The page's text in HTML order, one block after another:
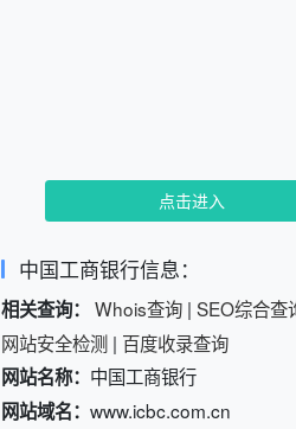
点击进入
中国工商银行信息：
相关查询： Whois查询 | SEO综合查
网站安全检测 | 百度收录查询
网站名称： 中国工商银行
网站域名： www.icbc.com.cn